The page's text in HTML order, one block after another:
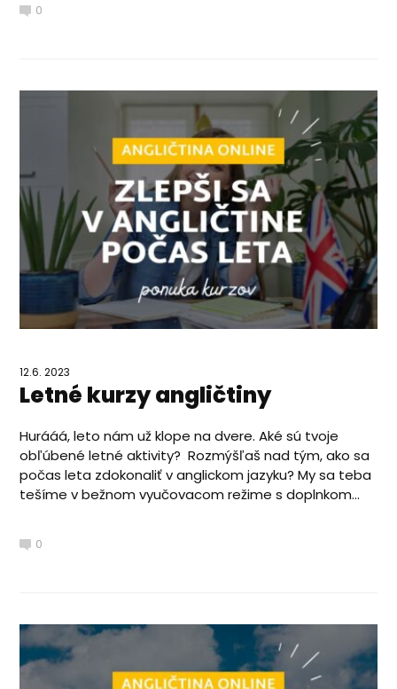
0
12.6. 2023
Letné kurzy angličtiny
Hurááá, leto nám už klope na dvere. Aké sú tvoje
obľúbené letné aktivity? Rozmýšľaš nad tým, ako sa
počas leta zdokonaliť v anglickom jazyku? My sa teba
tešíme v bežnom vyučovacom režime s doplnkom...
0